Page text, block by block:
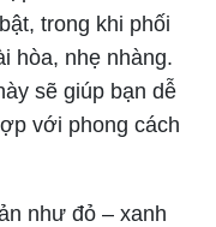
trong khi phối
hòa, nhẹ nhàng.
sẽ giúp bạn dễ
với phong cách
như đỏ – xanh